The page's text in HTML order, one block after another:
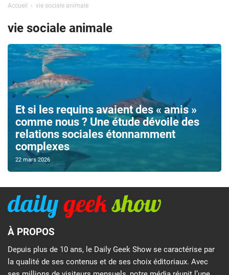
Accueil vie sociale animale
vie sociale animale
Et si les requins avaient des « amis »
comme nous ? Une étude dévoile des
relations sociales étonnamment
complexes
22 mars 2026
À PROPOS
Depuis plus de 10 ans, le Daily Geek Show se caractérise par
la qualité de ses contenus et de ses choix éditoriaux. Avec